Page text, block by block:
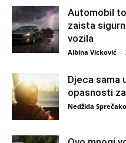
Automobil
zaista
vozila
Albina Vicković -
Djeca sama
opasnosti
Nedžida